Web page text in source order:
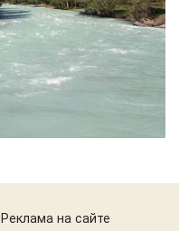
Реклама на сайте